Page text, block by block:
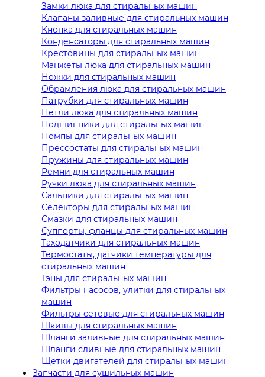
Замки люка для стиральных машин
Клапаны заливные для стиральных машин
Кнопка для стиральных машин
Конденсаторы для стиральных машин
Крестовины для стиральных машин
Манжеты люка для стиральных машин
Ножки для стиральных машин
Обрамления люка для стиральных машин
Патрубки для стиральных машин
Петли люка для стиральных машин
Подшипники для стиральных машин
Помпы для стиральных машин
Прессостаты для стиральных машин
Пружины для стиральных машин
Ремни для стиральных машин
Ручки люка для стиральных машин
Сальники для стиральных машин
Селекторы для стиральных машин
Смазки для стиральных машин
Суппорты, фланцы для стиральных машин
Таходатчики для стиральных машин
Термостаты, датчики температуры для
стиральных машин
Тэны для стиральных машин
Фильтры насосов, улитки для стиральных
машин
Фильтры сетевые для стиральных машин
Шкивы для стиральных машин
Шланги заливные для стиральных машин
Шланги сливные для стиральных машин
Щетки двигателей для стиральных машин
Запчасти для сушильных машин